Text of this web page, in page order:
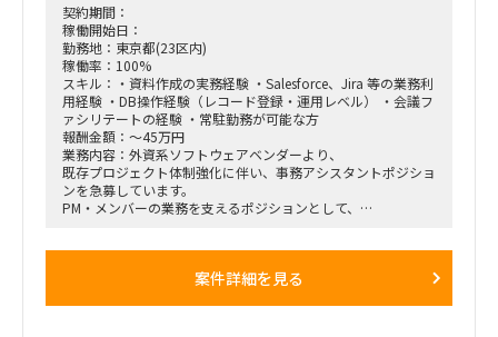
契約期間：
稼働開始日：
勤務地：東京都(23区内)
稼働率：100%
スキル：・資料作成の実務経験 ・Salesforce、Jira 等の業務利
用経験 ・DB操作経験（レコード登録・運用レベル） ・会議フ
ァシリテートの経験 ・常駐勤務が可能な方
報酬金額：～45万円
業務内容：外資系ソフトウェアベンダーより、
既存プロジェクト体制強化に伴い、事務アシスタントポジショ
ンを急募しています。
PM・メンバーの業務を支えるポジションとして、
案件詳細を見る